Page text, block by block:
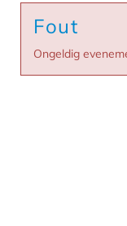
Fout
Ongeldig